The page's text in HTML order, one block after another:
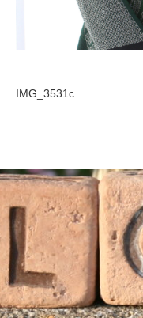
IMG_3531c